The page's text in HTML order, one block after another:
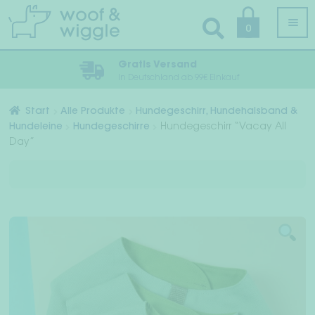
Zur
Navigation
springen
Zum
Inhalt
springen
Alle Produkte
Hundebekleidung
Start Alle Produkte
Hundegeschirr, Hundehalsband &
Hundeleine
Hundegeschirre
Hundegeschirr “Vacay All
Day”
0